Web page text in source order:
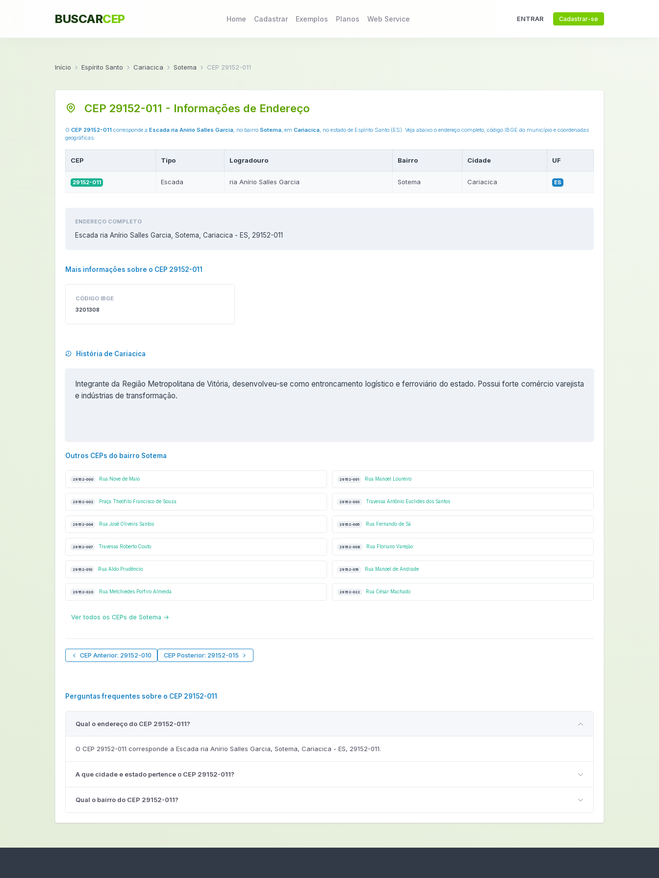
BUSCARCEP Home Cadastrar Exemplos Planos Web Service ENTRAR Cadastrar-se
Início Espírito Santo Cariacica Sotema CEP 29152-011
CEP 29152-011 - Informações de Endereço
O CEP 29152-011 corresponde a Escada ria Anírio Salles Garcia, no bairro Sotema, em Cariacica, no estado de Espírito Santo (ES). Veja abaixo o endereço completo, código IBGE do município e coordenadas
geográficas.
CEP Tipo Logradouro Bairro Cidade UF
29152-011 Escada ria Anírio Salles Garcia Sotema Cariacica ES
ENDEREÇO COMPLETO
Escada ria Anírio Salles Garcia, Sotema, Cariacica - ES, 29152-011
Mais informações sobre o CEP 29152-011
CÓDIGO IBGE
3201308
História de Cariacica
Integrante da Região Metropolitana de Vitória, desenvolveu-se como entroncamento logístico e ferroviário do estado. Possui forte comércio varejista
e indústrias de transformação.
Outros CEPs do bairro Sotema
29152-000 Rua Nove de Maio 29152-001 Rua Manoel Loureiro
29152-002 Praça Theófilo Francisco de Souza 29152-003 Travessa Antônio Euclides dos Santos
29152-004 Rua José Oliveira Santos 29152-005 Rua Fernando de Sá
29152-007 Travessa Roberto Couto 29152-008 Rua Floriano Varejão
29152-010 Rua Aldo Prudêncio 29152-015 Rua Manoel de Andrade
29152-020 Rua Melchiedes Porfiro Almeida 29152-022 Rua César Machado
Ver todos os CEPs de Sotema →
CEP Anterior: 29152-010 CEP Posterior: 29152-015
Perguntas frequentes sobre o CEP 29152-011
Qual o endereço do CEP 29152-011?
O CEP 29152-011 corresponde a Escada ria Anírio Salles Garcia, Sotema, Cariacica - ES, 29152-011.
A que cidade e estado pertence o CEP 29152-011?
Qual o bairro do CEP 29152-011?